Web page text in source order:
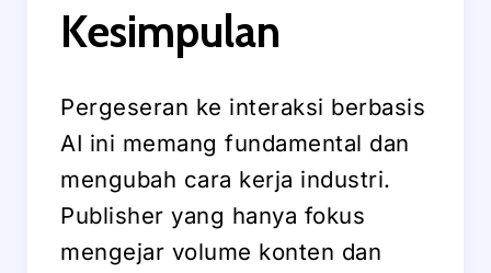
Kesimpulan
Pergeseran ke interaksi berbasis
AI ini memang fundamental dan
mengubah cara kerja industri.
Publisher yang hanya fokus
mengejar volume konten dan